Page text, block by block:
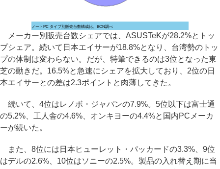
ノートPC タイプ別販売台数構成比、BCN調べ
メーカー別販売台数シェアでは、ASUSTeKが28.2%とトッ
プシェア。続いて日本エイサーが18.8%となり、台湾勢のトッ
プの体制は変わらない。だが、特筆できるのは3位となった東
芝の動きだ。16.5%と急速にシェアを拡大しており、2位の日
本エイサーとの差は2.3ポイントと肉薄してきた。
続いて、4位はレノボ・ジャパンの7.9%。5位以下は富士通
の5.2%、工人舎の4.6%、オンキヨーの4.4%と国内PCメーカ
ーが続いた。
また、8位には日本ヒューレット・パッカードの3.3%、9位
はデルの2.6%、10位はソニーの2.5%。製品の入れ替え期に当